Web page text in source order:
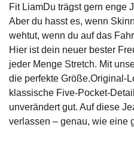
Fit LiamDu trägst gern enge
Aber du hasst es, wenn
wehtut, wenn du auf das
Hier ist dein neuer bester
jeder Menge Stretch. Mit
die perfekte Größe.Original-
klassische Five-Pocket-
unverändert gut. Auf diese
verlassen – genau, wie eine